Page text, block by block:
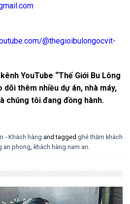
@thegioibulongocvit-
YouTube “Thế Giới Bu Lông
dõi thêm nhiều dự án, nhà máy,
chúng tôi đang đồng hành.
- Khách hàng and tagged ghé thăm khách
an phong khách hàng nam an